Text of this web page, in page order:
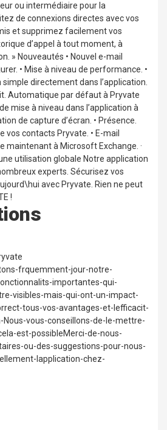
ou intermédiaire pour la
de connexions directes avec vos
et supprimez facilement vos
d’appel à tout moment, à
» Nouveautés • Nouvel e-mail
• Mise à niveau de performance. •
simple directement dans l’application.
Automatique par défaut à Pryvate
mise à niveau dans l’application à
de capture d’écran. • Présence.
vos contacts Pryvate. • E-mail
maintenant à Microsoft Exchange. ·
utilisation globale Notre application
experts. Sécurisez vos
avec Pryvate. Rien ne peut
!
frquemment-jour-notre-
importantes-qui-
visibles-mais-qui-ont-un-impact-
tous-vos-avantages-et-lefficacit-
vous-conseillons-de-le-mettre-
est-possibleMerci-de-nous-
ou-des-suggestions-pour-nous-
lapplication-chez-